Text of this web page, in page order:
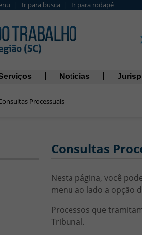
| Ir para busca | Ir para rodapé
Notícias
Processuais
Consultas
HTML
Nesta página, você
menu ao lado a opção
Processos que
Tribunal.